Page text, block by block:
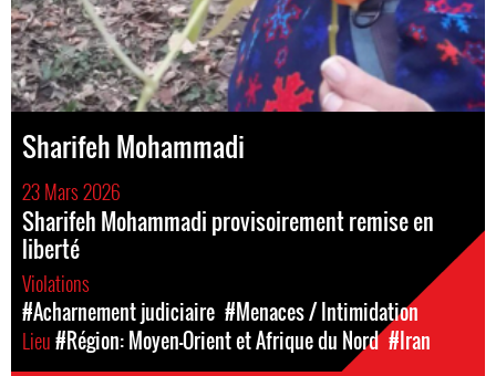
Sharifeh Mohammadi
23 Mars 2026
Sharifeh Mohammadi provisoirement remise en
liberté
Violations
#Acharnement judiciaire #Menaces / Intimidation
Lieu#Région: Moyen-Orient et Afrique du Nord #Iran